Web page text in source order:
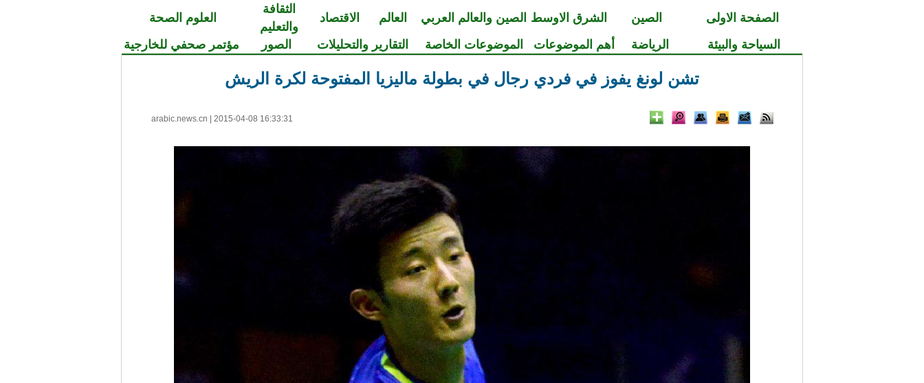
الصفحة الاولى الصين الشرق الاوسط الصين والعالم العربي العالم الاقتصاد
الثقافة
والتعليم
العلوم الصحة
السياحة والبيئة
الرياضة أهم الموضوعات الموضوعات الخاصة التقارير والتحليلات الصور مؤتمر صحفي للخارجية
تشن لونغ يفوز في فردي رجال في بطولة ماليزيا المفتوحة لكرة الريش
arabic.news.cn 2015-04-08 16:33:31